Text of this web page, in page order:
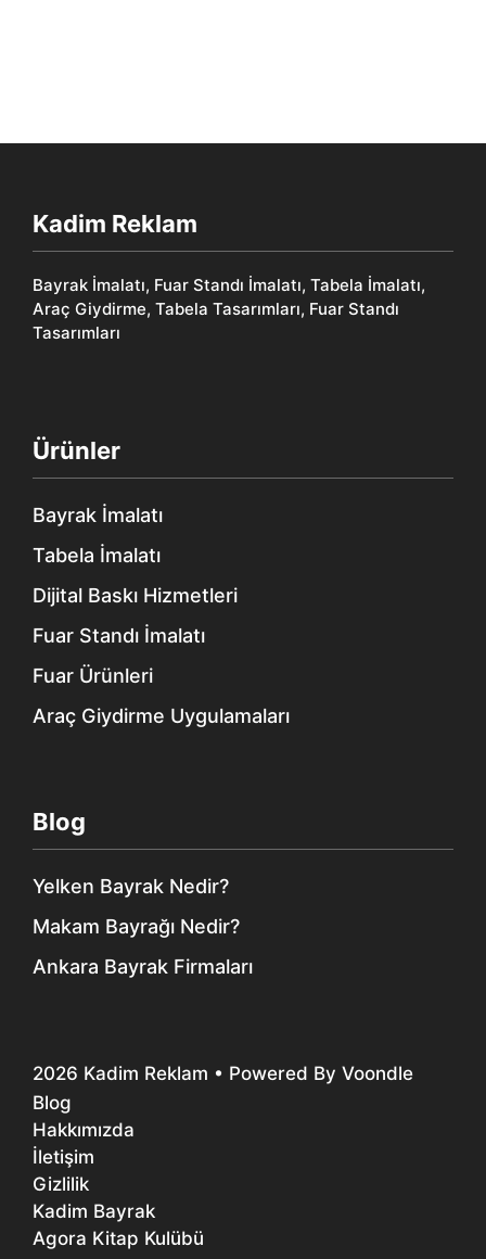
Kadim Reklam
Bayrak İmalatı, Fuar Standı İmalatı, Tabela İmalatı,
Araç Giydirme, Tabela Tasarımları, Fuar Standı
Tasarımları
Ürünler
Bayrak İmalatı
Tabela İmalatı
Dijital Baskı Hizmetleri
Fuar Standı İmalatı
Fuar Ürünleri
Araç Giydirme Uygulamaları
Blog
Yelken Bayrak Nedir?
Makam Bayrağı Nedir?
Ankara Bayrak Firmaları
2026 Kadim Reklam • Powered By Voondle
Blog
Hakkımızda
İletişim
Gizlilik
Kadim Bayrak
Agora Kitap Kulübü